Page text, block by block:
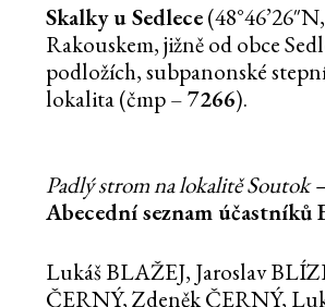
Skalky u Sedlece
Rakouskem, jižně od obce
podložích, subpanonské
lokalita (čmp –7266).
Padlý strom na lokalitě Soutok
Abecední seznam
Lukáš BLAŽEJ, Jaroslav
ČERNÝ, Zdeněk ČERNÝ,